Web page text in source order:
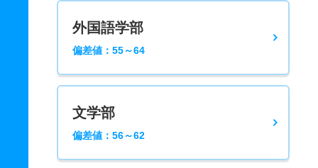
外国語学部
偏差値：55～64
文学部
偏差値：56～62